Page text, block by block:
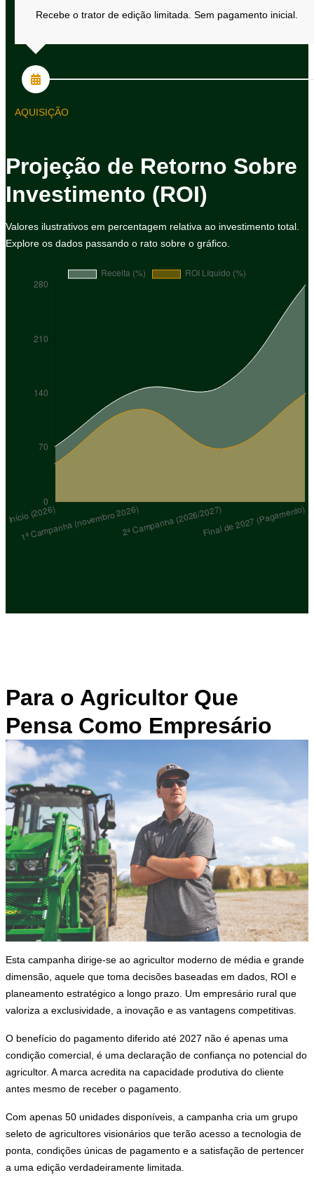
Recebe o trator de edição limitada. Sem pagamento inicial.
AQUISIÇÃO
Projeção de Retorno Sobre
Investimento (ROI)
Valores ilustrativos em percentagem relativa ao investimento total.
Explore os dados passando o rato sobre o gráfico.
Para o Agricultor Que
Pensa Como Empresário
Esta campanha dirige-se ao agricultor moderno de média e grande
dimensão, aquele que toma decisões baseadas em dados, ROI e
planeamento estratégico a longo prazo. Um empresário rural que
valoriza a exclusividade, a inovação e as vantagens competitivas.
O benefício do pagamento diferido até 2027 não é apenas uma
condição comercial, é uma declaração de confiança no potencial do
agricultor. A marca acredita na capacidade produtiva do cliente
antes mesmo de receber o pagamento.
Com apenas 50 unidades disponíveis, a campanha cria um grupo
seleto de agricultores visionários que terão acesso a tecnologia de
ponta, condições únicas de pagamento e a satisfação de pertencer
a uma edição verdadeiramente limitada.